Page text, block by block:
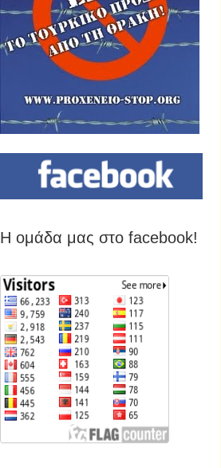
Η ομάδα μας στο facebook!